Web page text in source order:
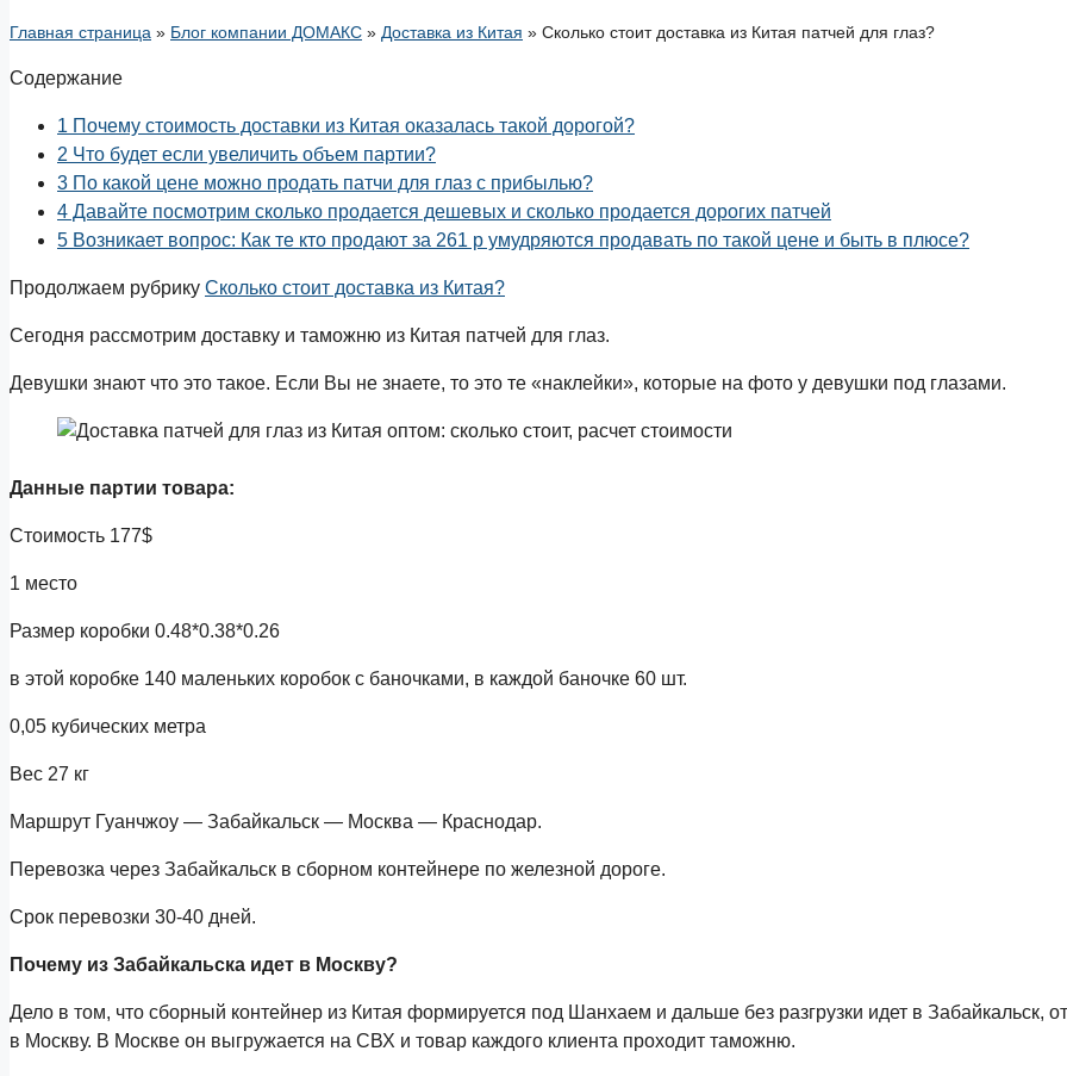
Главная страница » Блог компании ДОМАКС » Доставка из Китая » Сколько стоит доставка из Китая патчей для глаз?
Содержание
1 Почему стоимость доставки из Китая оказалась такой дорогой?
2 Что будет если увеличить объем партии?
3 По какой цене можно продать патчи для глаз с прибылью?
4 Давайте посмотрим сколько продается дешевых и сколько продается дорогих патчей
5 Возникает вопрос: Как те кто продают за 261 р умудряются продавать по такой цене и быть в плюсе?
Продолжаем рубрику Сколько стоит доставка из Китая?
Сегодня рассмотрим доставку и таможню из Китая патчей для глаз.
Девушки знают что это такое. Если Вы не знаете, то это те «наклейки», которые на фото у девушки под глазами.
Данные партии товара:
Стоимость 177$
1 место
Размер коробки 0.48*0.38*0.26
в этой коробке 140 маленьких коробок с баночками, в каждой баночке 60 шт.
0,05 кубических метра
Вес 27 кг
Маршрут Гуанчжоу — Забайкальск — Москва — Краснодар.
Перевозка через Забайкальск в сборном контейнере по железной дороге.
Срок перевозки 30-40 дней.
Почему из Забайкальска идет в Москву?
Дело в том, что сборный контейнер из Китая формируется под Шанхаем и дальше без разгрузки идет в Забайкальск,
в Москву. В Москве он выгружается на СВХ и товар каждого клиента проходит таможню.